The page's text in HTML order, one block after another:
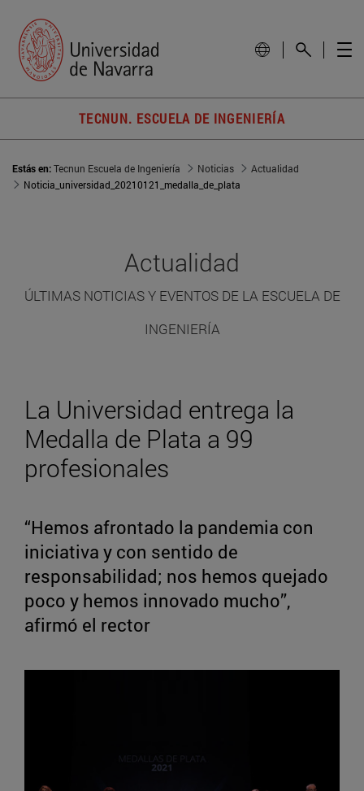
TECNUN. ESCUELA DE INGENIERÍA
Estás en:Tecnun Escuela de Ingeniería Noticias
Actualidad
Noticia_universidad_20210121_medalla_de_plata
Actualidad
ÚLTIMAS NOTICIAS Y EVENTOS DE LA ESCUELA DE
INGENIERÍA
La Universidad entrega la
Medalla de Plata a 99
profesionales
“Hemos afrontado la pandemia con
iniciativa y con sentido de
responsabilidad; nos hemos quejado
poco y hemos innovado mucho”,
afirmó el rector